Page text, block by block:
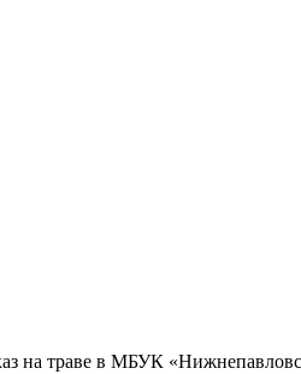
на траве в МБУК